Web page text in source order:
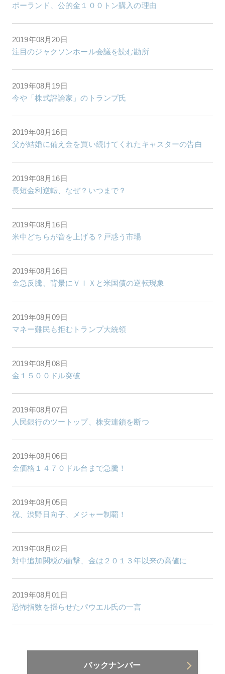
ポーランド、公的金１００トン購入の理由
2019年08月20日
注目のジャクソンホール会議を読む勘所
2019年08月19日
今や「株式評論家」のトランプ氏
2019年08月16日
父が結婚に備え金を買い続けてくれたキャスターの告白
2019年08月16日
長短金利逆転、なぜ？いつまで？
2019年08月16日
米中どちらが音を上げる？戸惑う市場
2019年08月16日
金急反騰、背景にＶＩＸと米国債の逆転現象
2019年08月09日
マネー難民も拒むトランプ大統領
2019年08月08日
金１５００ドル突破
2019年08月07日
人民銀行のツートップ、株安連鎖を断つ
2019年08月06日
金価格１４７０ドル台まで急騰！
2019年08月05日
祝、渋野日向子、メジャー制覇！
2019年08月02日
対中追加関税の衝撃、金は２０１３年以来の高値に
2019年08月01日
恐怖指数を揺らせたパウエル氏の一言
バックナンバー